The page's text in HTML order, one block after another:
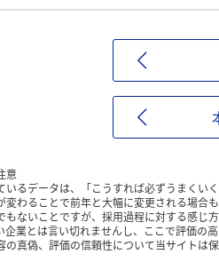
意
いるデータは、「こうすれば必ずうまくい
変わることで前年と大幅に変更される場合
もないことですが、採用過程に対する感じ
企業とは言い切れませんし、ここで評価の
の真偽、評価の信頼性について当サイトは